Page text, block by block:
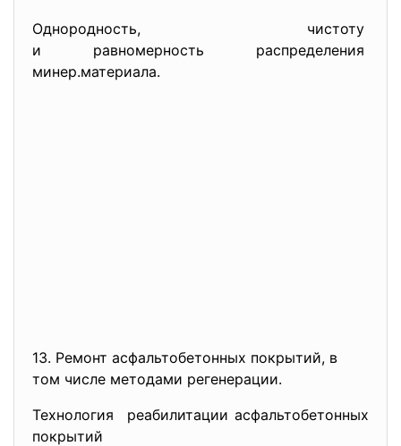
Однородность, чистоту
и равномерность распределения
минер.материала.
13. Ремонт асфальтобетонных покрытий, в
том числе методами регенерации.
Технология реабилитации асфальтобетонных
покрытий